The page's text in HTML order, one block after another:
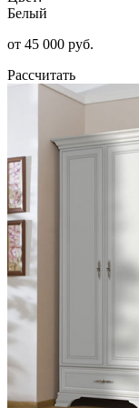
Белый
от 45 000 руб.
Рассчитать